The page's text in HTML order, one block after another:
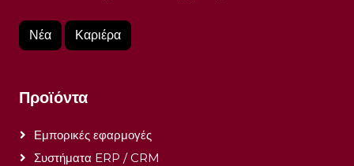
Νέα Καριέρα
Προϊόντα
Εμπορικές εφαρμογές
Συστήματα ERP / CRM